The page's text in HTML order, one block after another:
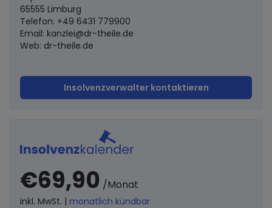
65555 Limburg
Telefon: +49 6431 779900
Email: kanzlei@dr-theile.de
Web: dr-theile.de
Insolvenzverwalter kontaktieren
€69,90 /Monat
inkl. MwSt. | monatlich kündbar